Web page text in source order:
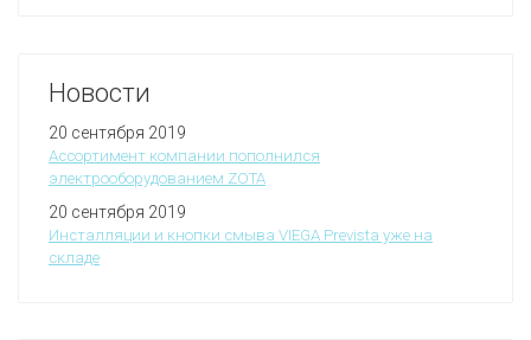
Новости
20 сентября 2019
Ассортимент компании пополнился
электрооборудованием ZOTA
20 сентября 2019
Инсталляции и кнопки смыва VIEGA Prevista уже на
складе